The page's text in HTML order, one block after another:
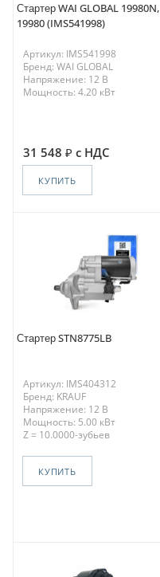
Стартер WAI GLOBAL 19980N,
19980 (IMS541998)
Артикул: IMS541998
Бренд: WAI GLOBAL
Напряжение: 12 В
Мощность: 4.20 кВт
31 548 с НДС
КУПИТЬ
Стартер STN8775LB
Артикул: IMS404312
Бренд: KRAUF
Напряжение: 12 В
Мощность: 5.00 кВт
Z = 10.0000-зубьев
КУПИТЬ